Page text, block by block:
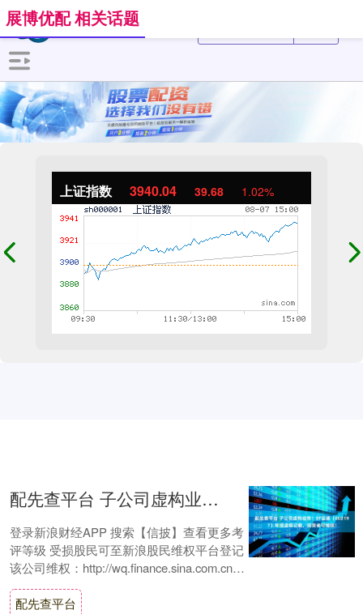
上证指数 3940.04 39.68 1.02%
展博优配 相关话题
配先查平台 子公司虚构业务！ST证通（002197）年报虚假记载，投资者可维权！
登录新浪财经APP 搜索【信披】查看更多考
评等级 受损股民可至新浪股民维权平台登记
该公司维权：http://wq.finance.sina.com.cn/
关注....
配先查平台